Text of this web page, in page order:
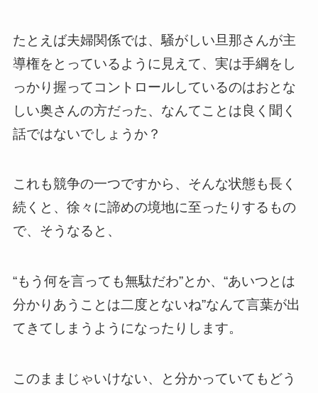
たとえば夫婦関係では、騒がしい旦那さんが主
導権をとっているように見えて、実は手綱をし
っかり握ってコントロールしているのはおとな
しい奥さんの方だった、なんてことは良く聞く
話ではないでしょうか？
これも競争の一つですから、そんな状態も長く
続くと、徐々に諦めの境地に至ったりするもの
で、そうなると、
“もう何を言っても無駄だわ”とか、“あいつとは
分かりあうことは二度とないね”なんて言葉が出
てきてしまうようになったりします。
このままじゃいけない、と分かっていてもどう